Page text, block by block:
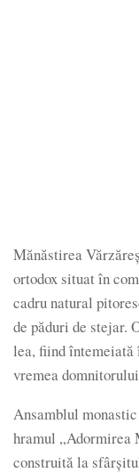
Mănăstirea
ortodox situat în
cadru natural
de păduri de stejar.
lea, fiind întemeiată
vremea
Ansamblul
hramul „Adormirea
construită la